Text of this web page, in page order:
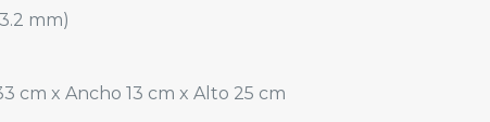
mm)
cm x Ancho 13 cm x Alto 25 cm